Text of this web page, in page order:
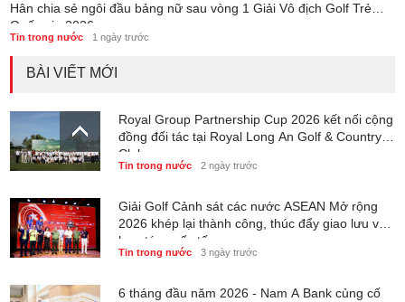
Hân chia sẻ ngôi đầu bảng nữ sau vòng 1 Giải Vô địch Golf Trẻ
Quốc gia 2026
Tin trong nước 1 ngày trước
BÀI VIẾT MỚI
Royal Group Partnership Cup 2026 kết nối cộng
đồng đối tác tại Royal Long An Golf & Country
Club
Tin trong nước 2 ngày trước
Giải Golf Cảnh sát các nước ASEAN Mở rộng
2026 khép lại thành công, thúc đẩy giao lưu và
hợp tác quốc tế
Tin trong nước 3 ngày trước
6 tháng đầu năm 2026 - Nam A Bank củng cố